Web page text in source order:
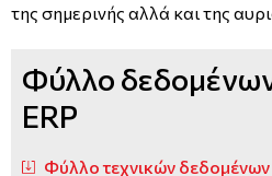
της σημερινής αλλά και της
Φύλλο
ERP
Φύλλο τεχνικών δεδομένων